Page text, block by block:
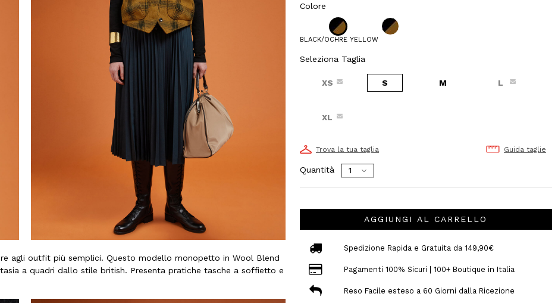
agli outfit più semplici. Questo modello monopetto in Wool Blend
a quadri dallo stile british. Presenta pratiche tasche a soffietto e
Colore
BLACK/OCHRE YELLOW
Seleziona Taglia
XS S M L
XL
Trova la tua taglia Guida taglie
Quantità
AGGIUNGI AL CARRELLO
Spedizione Rapida e Gratuita da 149,90€
Pagamenti 100% Sicuri | 100+ Boutique in Italia
Reso Facile esteso a 60 Giorni dalla Ricezione